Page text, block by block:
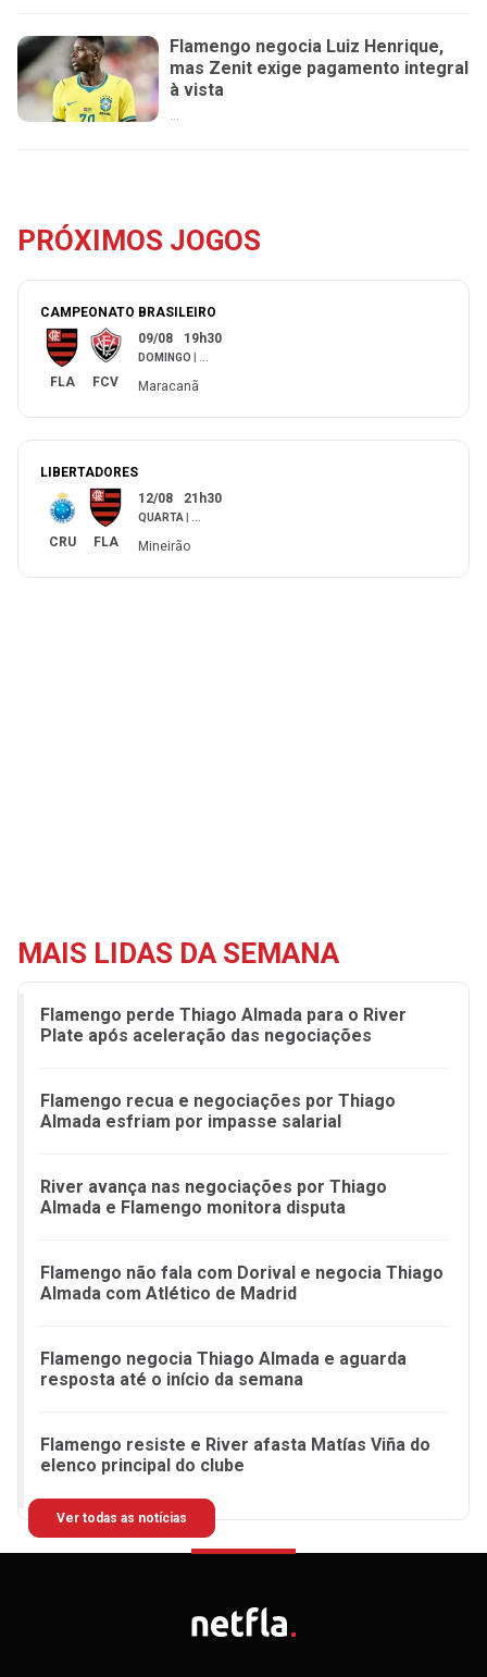
Flamengo negocia Luiz Henrique,
mas Zenit exige pagamento integral
à vista
...
PRÓXIMOS JOGOS
CAMPEONATO BRASILEIRO
FLA FCV
09/08 19h30
DOMINGO ...
Maracanã
LIBERTADORES
CRU FLA
12/08 21h30
QUARTA ...
Mineirão
MAIS LIDAS DA SEMANA
Flamengo perde Thiago Almada para o River
Plate após aceleração das negociações
Flamengo recua e negociações por Thiago
Almada esfriam por impasse salarial
River avança nas negociações por Thiago
Almada e Flamengo monitora disputa
Flamengo não fala com Dorival e negocia Thiago
Almada com Atlético de Madrid
Flamengo negocia Thiago Almada e aguarda
resposta até o início da semana
Flamengo resiste e River afasta Matías Viña do
elenco principal do clube
Ver todas as notícias